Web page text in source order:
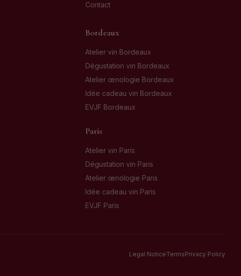
Contact
Bordeaux
Atelier vin Bordeaux
Dégustation vin Bordeaux
Atelier œnologie Bordeaux
Idée cadeau vin Bordeaux
EVJF Bordeaux
Paris
Atelier vin Paris
Dégustation vin Paris
Atelier œnologie Paris
Idée cadeau vin Paris
EVJF Paris
Legal NoticeTermsPrivacy Policy